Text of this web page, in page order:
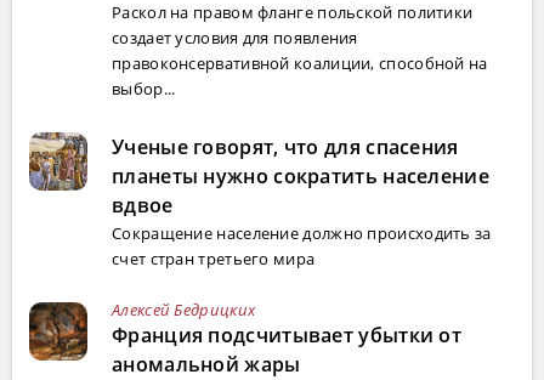
Раскол на правом фланге польской политики
создает условия для появления
правоконсервативной коалиции, способной на
выбор...
Ученые говорят, что для спасения
планеты нужно сократить население
вдвое
Сокращение население должно происходить за
счет стран третьего мира
Алексей Бедрицких
Франция подсчитывает убытки от
аномальной жары